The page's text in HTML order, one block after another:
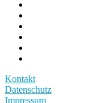
Kontakt
Datenschutz
Impressum